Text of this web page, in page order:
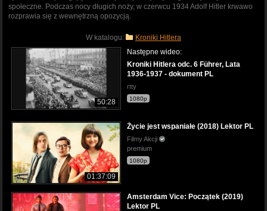
społeczne. Podczas nocy długich noży, w czerwcu 1934 Adolf Hitler krwawo
rozprawia się z wewnętrzną opozycją.
W katalogu: Kroniki Hitlera
50:28
Następne wideo:
Kroniki Hitlera odc. 6 Führer, Lata
1936-1937 - dokument PL
rtty
1080p
01:37:09
Życie jest wspaniałe (2018) Lektor PL
Filmy Akcji
premium
1080p
Amsterdam Vice: Początek (2019)
Lektor PL